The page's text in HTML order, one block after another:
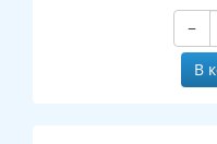
−
В